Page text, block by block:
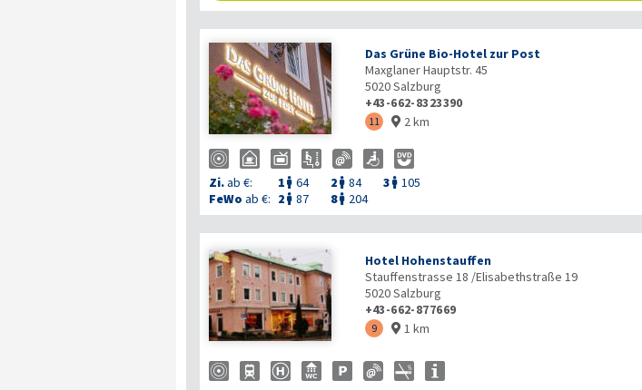
Das Grüne Bio-Hotel zur Post
Maxglaner Hauptstr. 45
5020Salzburg
+43-662-8323390
11  2 km
Zi.ab €: 1  64 2  84 3  105
FeWo ab €: 2  87 8 204
Hotel Hohenstauffen
Stauffenstrasse 18 /Elisabethstraße 19
5020Salzburg
+43-662-877669
9  1 km